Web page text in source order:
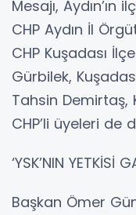
Mesajı,
CHP Aydın İl
CHP Kuşadası
Gürbilek,
Tahsin Demirtaş,
CHP’li üyeleri de
‘YSK’NIN YETKİSİ
Başkan Ömer